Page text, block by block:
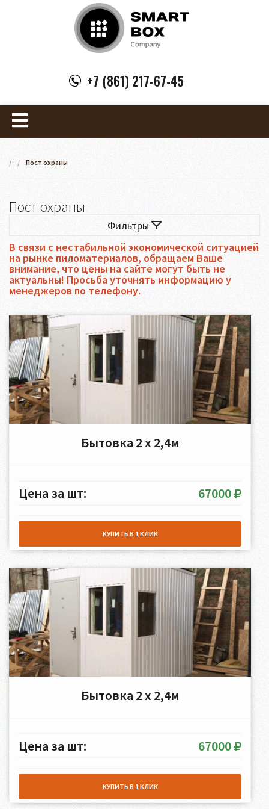
+7 (861) 217-67-45
/ / Пост охраны
Пост охраны
Фильтры
В связи с нестабильной экономической ситуацией
на рынке пиломатериалов, обращаем Ваше
внимание, что цены на сайте могут быть не
актуальны! Просьба уточнять информацию у
менеджеров по телефону.
Бытовка 2 х 2,4м
Цена за шт: 67000
КУПИТЬ В 1 КЛИК
Бытовка 2 х 2,4м
Цена за шт: 67000
КУПИТЬ В 1 КЛИК